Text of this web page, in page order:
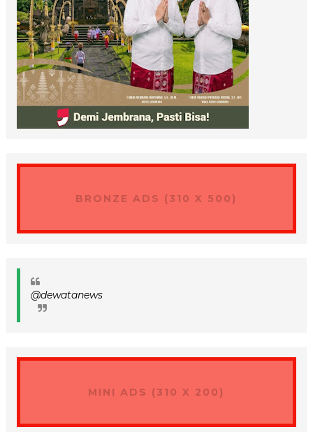
BRONZE ADS (310 X 500)
@dewatanews
MINI ADS (310 X 200)